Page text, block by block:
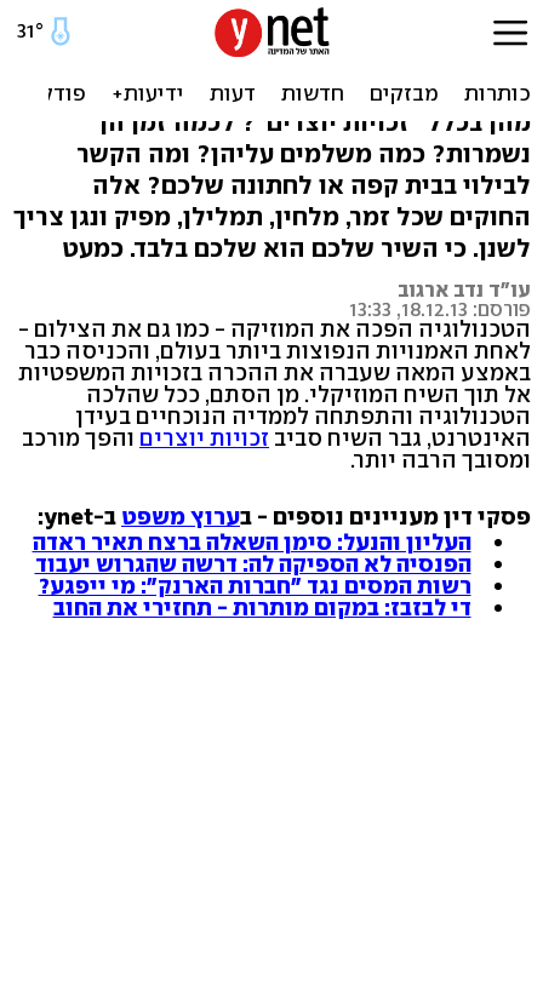
אז שיר שלי שווה כסף? מדריך
לזכויות יוצרים
מהן בכלל "זכויות יוצרים"? לכמה זמן הן
נשמרות? כמה משלמים עליהן? ומה הקשר
לבילוי בבית קפה או לחתונה שלכם? אלה
החוקים שכל זמר, מלחין, תמלילן, מפיק ונגן צריך
לשנן. כי השיר שלכם הוא שלכם בלבד. כמעט
עו"ד נדב ארגוב
פורסם: 18.12.13, 13:33
הטכנולוגיה הפכה את המוזיקה - כמו גם את הצילום -
לאחת האמנויות הנפוצות ביותר בעולם, והכניסה כבר
באמצע המאה שעברה את ההכרה בזכויות המשפטיות
אל תוך השיח המוזיקלי. מן הסתם, ככל שהלכה
הטכנולוגיה והתפתחה לממדיה הנוכחיים בעידן
האינטרנט, גבר השיח סביב זכויות יוצרים והפך מורכב
ומסובך הרבה יותר.
פסקי דין מעניינים נוספים - בערוץ משפט ב-ynet:
העליון והנעל: סימן השאלה ברצח תאיר ראדה
הפנסיה לא הספיקה לה: דרשה שהגרוש יעבוד
רשות המסים נגד "חברות הארנק": מי ייפגע?
די לבזבז: במקום מותרות - תחזירי את החוב